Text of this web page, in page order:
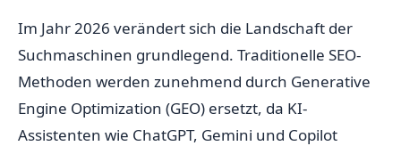
Im Jahr 2026 verändert sich die Landschaft der
Suchmaschinen grundlegend. Traditionelle SEO-
Methoden werden zunehmend durch Generative
Engine Optimization (GEO) ersetzt, da KI-
Assistenten wie ChatGPT, Gemini und Copilot